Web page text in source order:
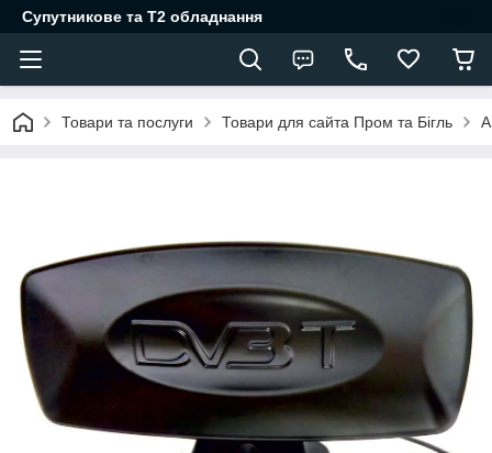
Супутникове та Т2 обладнання
Товари та послуги Товари для сайта Пром та Бігль